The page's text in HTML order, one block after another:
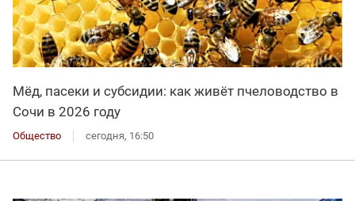
Мёд, пасеки и субсидии: как живёт пчеловодство в
Сочи в 2026 году
Общество сегодня, 16:50